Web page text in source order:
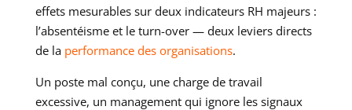
effets mesurables sur deux indicateurs RH majeurs :
l’absentéisme et le turn-over — deux leviers directs
de la performance des organisations.
Un poste mal conçu, une charge de travail
excessive, un management qui ignore les signaux